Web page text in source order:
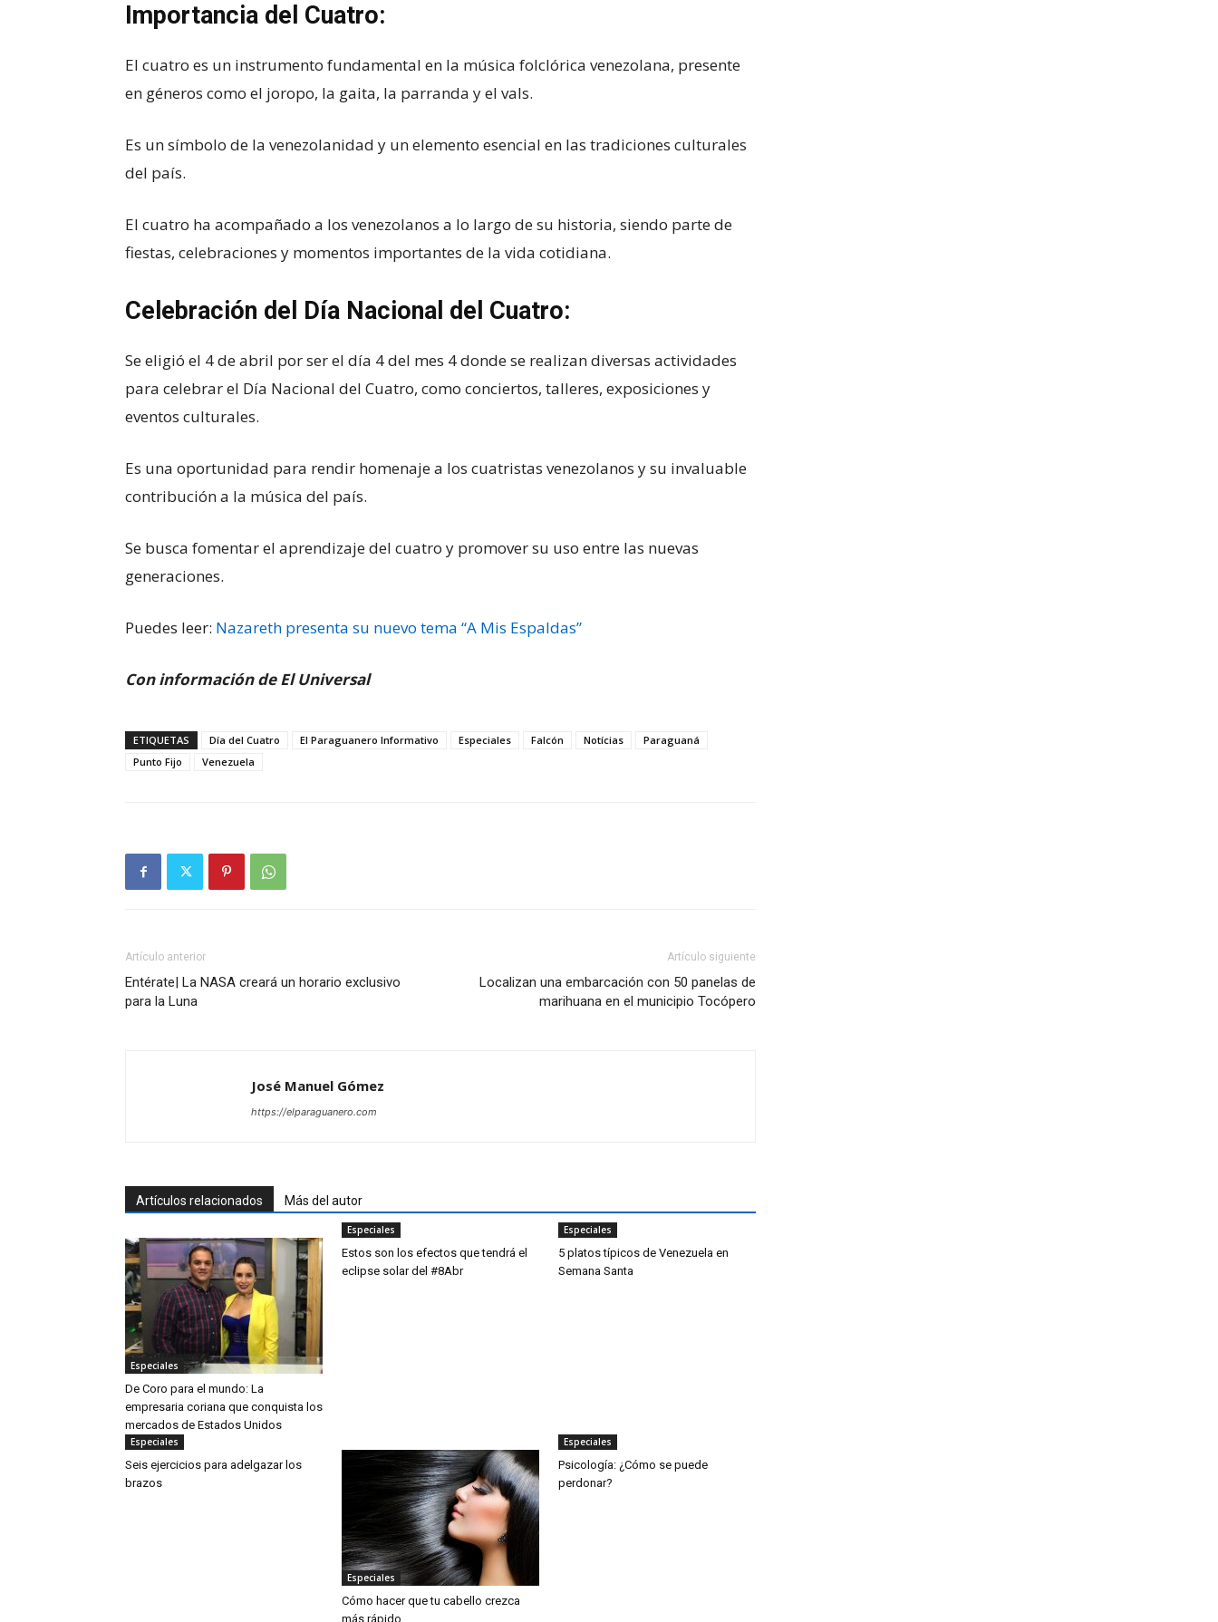
Importancia del Cuatro:
El cuatro es un instrumento fundamental en la música folclórica venezolana, presente
en géneros como el joropo, la gaita, la parranda y el vals.
Es un símbolo de la venezolanidad y un elemento esencial en las tradiciones culturales
del país.
El cuatro ha acompañado a los venezolanos a lo largo de su historia, siendo parte de
fiestas, celebraciones y momentos importantes de la vida cotidiana.
Celebración del Día Nacional del Cuatro:
Se eligió el 4 de abril por ser el día 4 del mes 4 donde se realizan diversas actividades
para celebrar el Día Nacional del Cuatro, como conciertos, talleres, exposiciones y
eventos culturales.
Es una oportunidad para rendir homenaje a los cuatristas venezolanos y su invaluable
contribución a la música del país.
Se busca fomentar el aprendizaje del cuatro y promover su uso entre las nuevas
generaciones.
Puedes leer: Nazareth presenta su nuevo tema “A Mis Espaldas”
Con información de El Universal
ETIQUETAS Día del Cuatro El Paraguanero Informativo Especiales Falcón Notícias
Paraguaná
Punto Fijo
Venezuela
Artículo anterior
Entérate| La NASA creará un horario exclusivo
para la Luna
Artículo siguiente
Localizan una embarcación con 50 panelas de
marihuana en el municipio Tocópero
José Manuel Gómez
https://elparaguanero.com
Artículos relacionados Más del autor
Especiales
De Coro para el mundo: La
empresaria coriana que conquista los
mercados de Estados Unidos
Especiales
Estos son los efectos que tendrá el
eclipse solar del #8Abr
Especiales
5 platos típicos de Venezuela en
Semana Santa
Especiales
Seis ejercicios para adelgazar los
brazos
Especiales
Cómo hacer que tu cabello crezca
más rápido
Especiales
Psicología: ¿Cómo se puede
perdonar?